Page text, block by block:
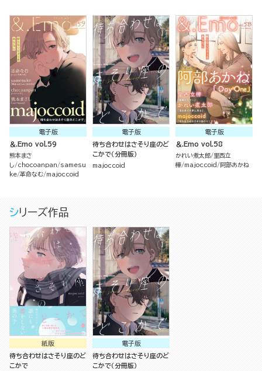
電子版
＆.Emo vol.59
熊本まさ
し
chocoanpan
samesu
ke 革命なむ majoccoid
電子版
待ち合わせはさそり座のど
こかで（分冊版）
majoccoid
電子版
＆.Emo vol.58
かれい煮太郎 里西立
樺 majoccoid 阿部あかね
シリーズ作品
紙版
待ち合わせはさそり座のど
こかで
電子版
待ち合わせはさそり座のど
こかで（分冊版）